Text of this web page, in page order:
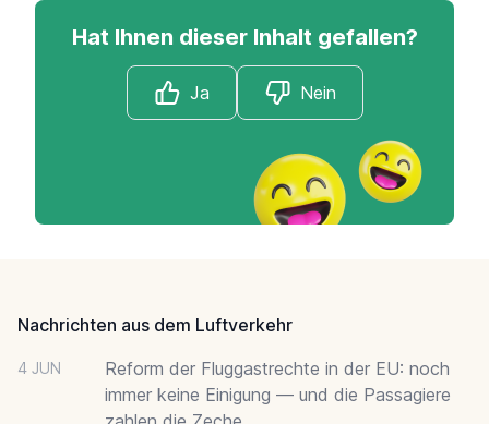
Hat Ihnen dieser Inhalt gefallen?
Ja Nein
Nachrichten aus dem Luftverkehr
4 JUN
Reform der Fluggastrechte in der EU: noch
immer keine Einigung — und die Passagiere